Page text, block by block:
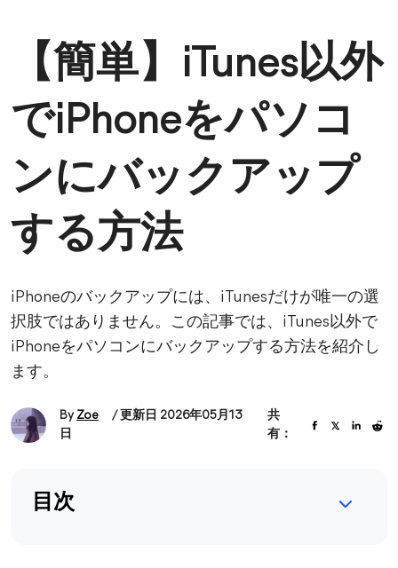
【簡単】iTunes以外
でiPhoneをパソコ
ンにバックアップ
する方法
iPhoneのバックアップには、iTunesだけが唯一の選
択肢ではありません。この記事では、iTunes以外で
iPhoneをパソコンにバックアップする方法を紹介し
ます。
By Zoe
/ 更新日 2026年05月13
日
共
有：
目次